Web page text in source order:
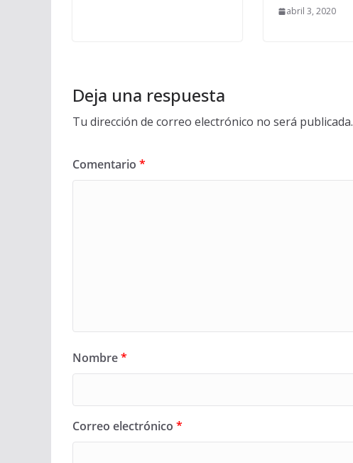
abril 3, 2020
Deja una respuesta
Tu dirección de correo electrónico no será publicada.
Comentario *
Nombre*
Correo electrónico *